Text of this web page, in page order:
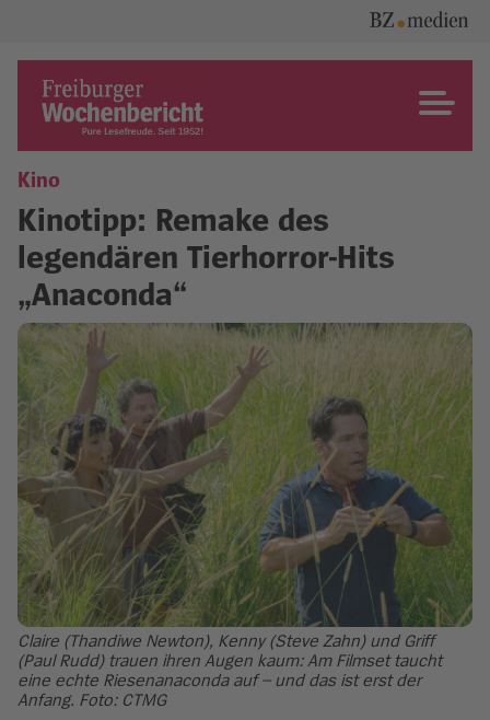
content
Freiburger Wochenbericht
Kino
Kinotipp: Remake des
legendären Tierhorror-Hits
„Anaconda“
Claire (Thandiwe Newton), Kenny (Steve Zahn) und Griff
(Paul Rudd) trauen ihren Augen kaum: Am Filmset taucht
eine echte Riesenanaconda auf – und das ist erst der
Anfang. Foto: CTMG